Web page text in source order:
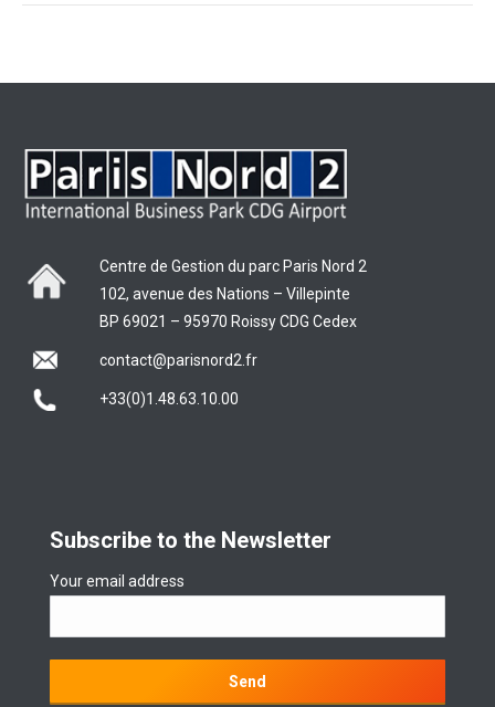
Centre de Gestion du parc Paris Nord 2
102, avenue des Nations – Villepinte
BP 69021 – 95970 Roissy CDG Cedex
contact@parisnord2.fr
+33(0)1.48.63.10.00
Subscribe to the Newsletter
Your email address